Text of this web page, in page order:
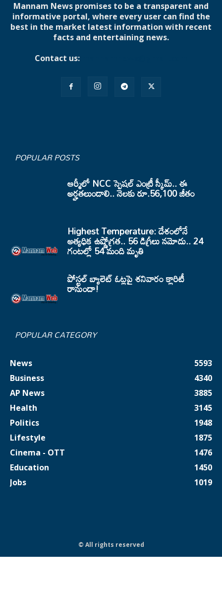
Mannam News promises to be a transparent and
informative portal, where every user can find the
best in the market latest information with recent
facts and entertaining news.
Contact us:
POPULAR POSTS
ఆర్మీలో NCC స్పెషల్ ఎంట్రీ స్కీమ్.. ఈ
అర్హతలుండాలి.. నెలకు రూ.56,100 జీతం
Highest Temperature: దేశంలోనే
అత్యధిక ఉష్ణోగ్రత.. 56 డిగ్రీలు నమోదు.. 24
గంటల్లో 54 మంది మృతి
పోస్టల్ బ్యాలెట్ ఓట్లపై శనివారం క్లారిటీ
రానుందా!
POPULAR CATEGORY
News
5593
Business
4340
AP News
3885
Health
3145
Politics
1948
Lifestyle
1875
Cinema - OTT
1476
Education
1450
Jobs
1019
© All rights reserved